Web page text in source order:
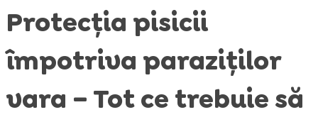
Protecția pisicii
împotriva paraziților
vara – Tot ce trebuie să